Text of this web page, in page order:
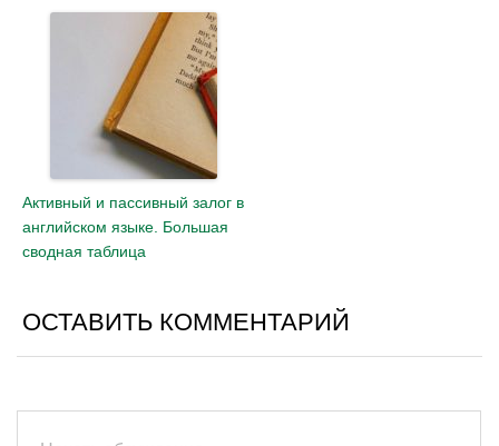
Активный и пассивный залог в
английском языке. Большая
сводная таблица
ОСТАВИТЬ КОММЕНТАРИЙ